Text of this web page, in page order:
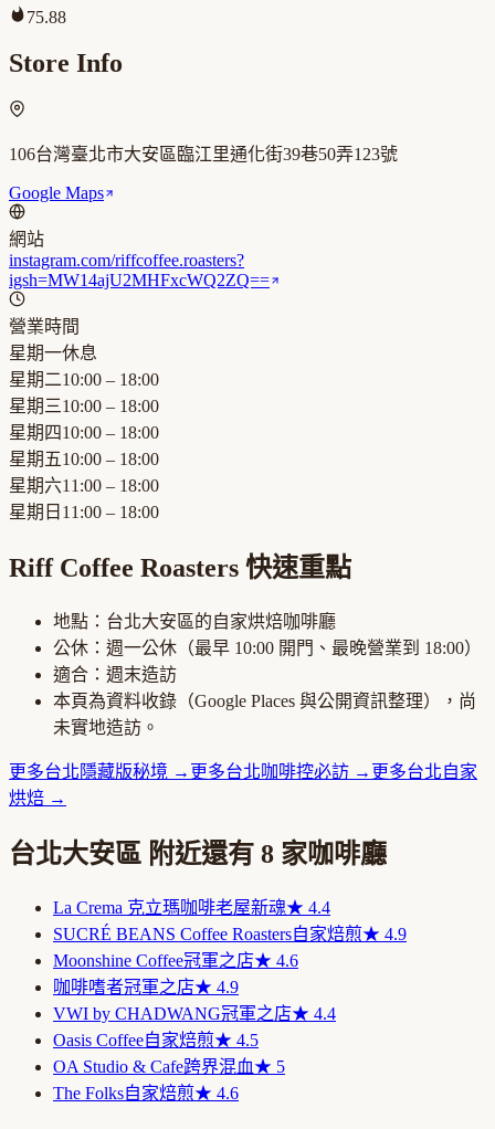
75.88
Store Info
106台灣臺北市大安區臨江里通化街39巷50弄123號
Google Maps
網站
instagram.com/riffcoffee.roasters?
igsh=MW14ajU2MHFxcWQ2ZQ==
營業時間
星期一休息
星期二10:00 – 18:00
星期三10:00 – 18:00
星期四10:00 – 18:00
星期五10:00 – 18:00
星期六11:00 – 18:00
星期日 11:00 – 18:00
Riff Coffee Roasters 快速重點
地點： 台北大安區的自家烘焙咖啡廳
公休： 週一公休 （最早 10:00 開門、最晚營業到 18:00）
適合： 週末造訪
本頁為資料收錄（Google Places 與公開資訊整理），尚
未實地造訪。
更多台北隱藏版秘境 → 更多台北咖啡控必訪 → 更多台北自家
烘焙 →
台北大安區 附近還有 8 家咖啡廳
La Crema 克立瑪咖啡老屋新魂★ 4.4
SUCRÉ BEANS Coffee Roasters自家焙煎★ 4.9
Moonshine Coffee冠軍之店★ 4.6
咖啡嗜者冠軍之店★ 4.9
VWI by CHADWANG冠軍之店★ 4.4
Oasis Coffee自家焙煎★ 4.5
OA Studio & Cafe跨界混血★ 5
The Folks自家焙煎★ 4.6